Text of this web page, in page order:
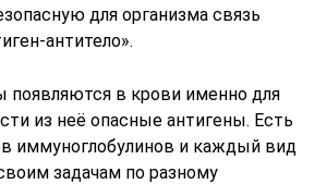
для организма связь
антитело».
появляются в крови именно для
из неё опасные антигены. Есть
иммуноглобулинов и каждый вид
задачам по разному